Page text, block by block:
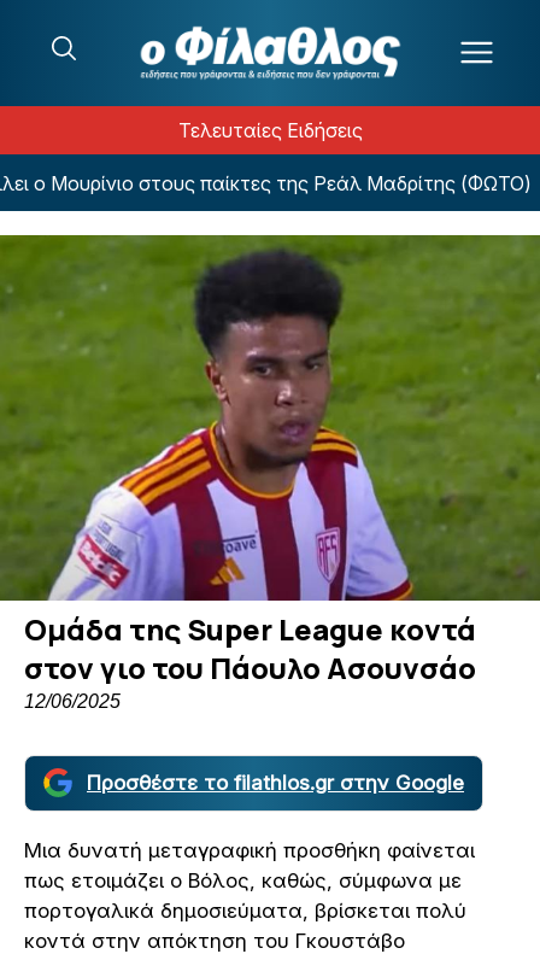
Τελευταίες Ειδήσεις
ο Μουρίνιο στους παίκτες της Ρεάλ Μαδρίτης (ΦΩΤΟ)
Oμάδα της Super League κοντά
στον γιο του Πάουλο Ασουνσάο
12/06/2025
Προσθέστε το filathlos.gr στην Google
Μια δυνατή μεταγραφική προσθήκη φαίνεται
πως ετοιμάζει ο Βόλος, καθώς, σύμφωνα με
πορτογαλικά δημοσιεύματα, βρίσκεται πολύ
κοντά στην απόκτηση του Γκουστάβο